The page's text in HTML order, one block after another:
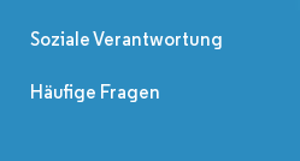
Soziale Verantwortung
Häufige Fragen